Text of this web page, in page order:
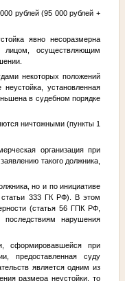
рублей (95 000 рублей +
явно несоразмерна
лицом, осуществляющим
некоторых положений
установленная
в судебном порядке
ничтожными (пункты 1
организация при
такого должника,
но и по инициативе
статьи 333 ГК РФ). В этом
(статья 56 ГПК РФ,
нарушения
сформировавшейся при
предоставленная суду
является одним из
размера неустойки, то